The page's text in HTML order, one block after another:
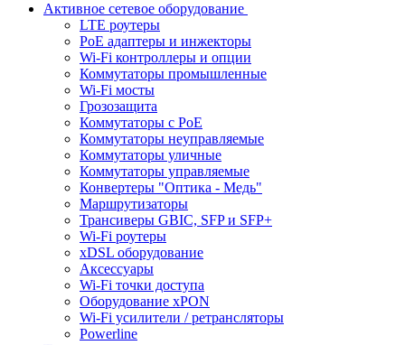
Активное сетевое оборудование
LTE роутеры
PoE адаптеры и инжекторы
Wi-Fi контроллеры и опции
Коммутаторы промышленные
Wi-Fi мосты
Грозозащита
Коммутаторы c PoE
Коммутаторы неуправляемые
Коммутаторы уличные
Коммутаторы управляемые
Конвертеры "Оптика - Медь"
Маршрутизаторы
Трансиверы GBIC, SFP и SFP+
Wi-Fi роутеры
xDSL оборудование
Аксессуары
Wi-Fi точки доступа
Оборудование хPON
Wi-Fi усилители / ретрансляторы
Powerline